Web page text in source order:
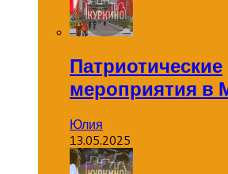
Патриотические
мероприятия в
Юлия
13.05.2025